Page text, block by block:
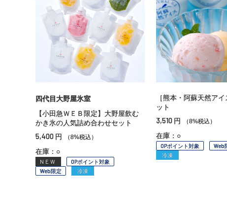
四代目大野屋氷室
【小田急ＷＥＢ限定】大野屋飲む
かき氷の人気詰め合わせセット
5,400 円 （8%税込）
在庫：○
NEW
OPポイント対象
Web限定
冷凍
［熊本・阿蘇天然ア
ット
3,510 円 （8%税込）
在庫：○
OPポイント対象
Web
冷凍